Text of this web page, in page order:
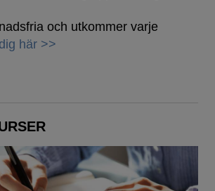
och utkommer varje
här >>